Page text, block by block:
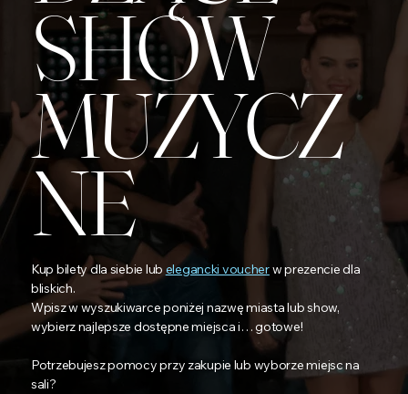
SHOW
MUZYCZ
NE
Kup bilety dla siebie lub elegancki voucherw prezencie dla
bliskich.
Wpisz w wyszukiwarce poniżej nazwę miasta lub show,
wybierz najlepsze dostępne miejsca i… gotowe!
Potrzebujesz pomocy przy zakupie lub wyborze miejsc na
sali?